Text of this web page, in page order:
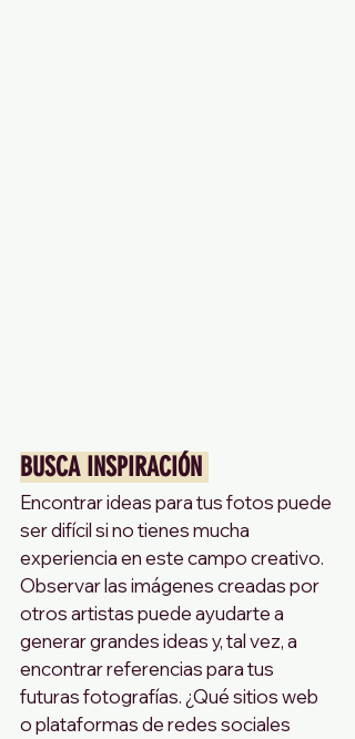
BUSCA INSPIRACIÓN
Encontrar ideas para tus fotos puede
ser difícil si no tienes mucha
experiencia en este campo creativo.
Observar las imágenes creadas por
otros artistas puede ayudarte a
generar grandes ideas y, tal vez, a
encontrar referencias para tus
futuras fotografías. ¿Qué sitios web
o plataformas de redes sociales